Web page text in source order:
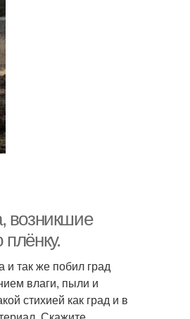
возникшие
и так же побил град
влаги, пыли и
стихией как град и в